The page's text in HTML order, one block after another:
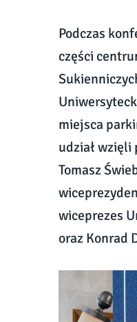
Podczas
części
miejsca
udział
Tomasz
wiceprezes
oraz Konrad